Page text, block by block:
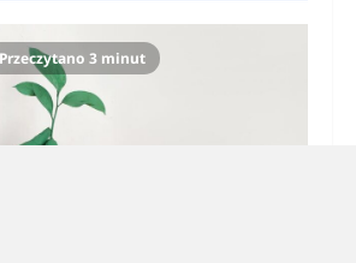
Przeczytano 3 minut